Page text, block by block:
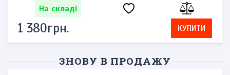
На складі
1 380грн. КУПИТИ
ЗНОВУ В ПРОДАЖУ